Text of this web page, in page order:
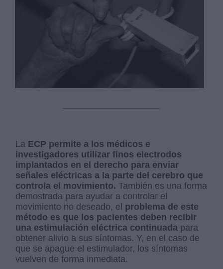
La ECP permite a los médicos e
investigadores utilizar finos electrodos
implantados en el derecho para enviar
señales eléctricas a la parte del cerebro que
controla el movimiento. También es una forma
demostrada para ayudar a controlar el
movimiento no deseado, el problema de este
método es que los pacientes deben recibir
una estimulación eléctrica continuada para
obtener alivio a sus síntomas. Y, en el caso de
que se apague el estimulador, los síntomas
vuelven de forma inmediata.